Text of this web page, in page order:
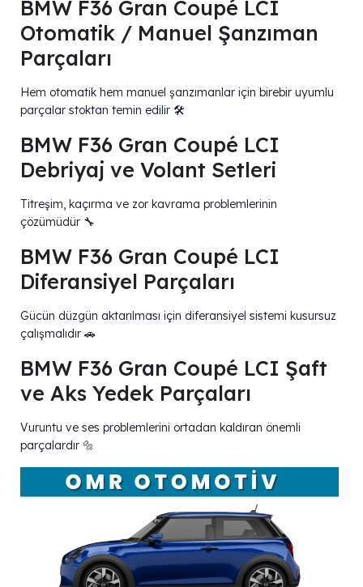
BMW F36 Gran Coupé LCI
Otomatik / Manuel Şanzıman
Parçaları
Hem otomatik hem manuel şanzımanlar için birebir uyumlu
parçalar stoktan temin edilir 🛠️
BMW F36 Gran Coupé LCI
Debriyaj ve Volant Setleri
Titreşim, kaçırma ve zor kavrama problemlerinin
çözümüdür 🔧
BMW F36 Gran Coupé LCI
Diferansiyel Parçaları
Gücün düzgün aktarılması için diferansiyel sistemi kusursuz
çalışmalıdır 🚗
BMW F36 Gran Coupé LCI Şaft
ve Aks Yedek Parçaları
Vuruntu ve ses problemlerini ortadan kaldıran önemli
parçalardır 🔩